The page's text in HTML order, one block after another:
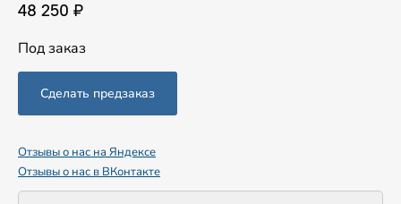
48 250 ₽
Под заказ
Отзывы о нас на Яндексе
Отзывы о нас в ВКонтакте